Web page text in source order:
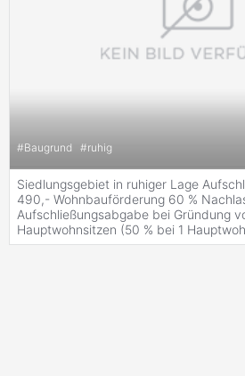
#Baugrund #ruhig
Siedlungsgebiet in ruhiger Lage
490,- Wohnbauförderung 60 %
Aufschließungsabgabe bei Gründung
Hauptwohnsitzen (50 % bei 1